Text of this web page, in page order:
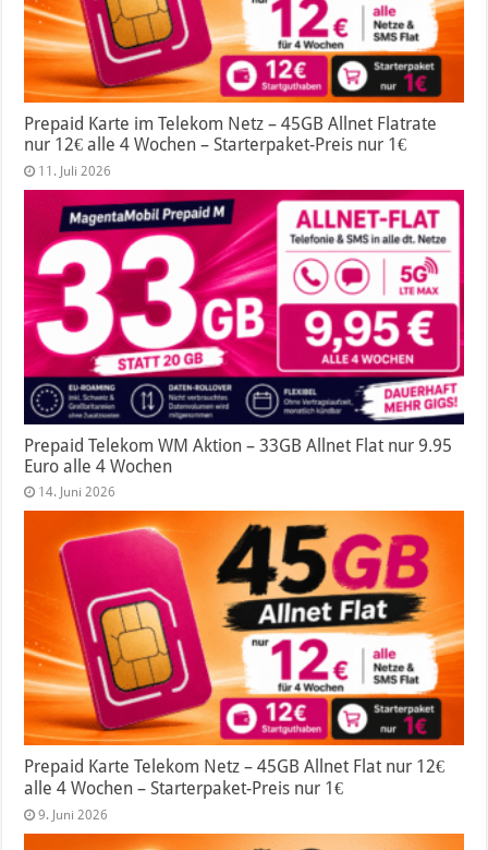
Prepaid Karte im Telekom Netz – 45GB Allnet Flatrate
nur 12€ alle 4 Wochen – Starterpaket-Preis nur 1€
11. Juli 2026
Prepaid Telekom WM Aktion – 33GB Allnet Flat nur 9.95
Euro alle 4 Wochen
14. Juni 2026
Prepaid Karte Telekom Netz – 45GB Allnet Flat nur 12€
alle 4 Wochen – Starterpaket-Preis nur 1€
9. Juni 2026